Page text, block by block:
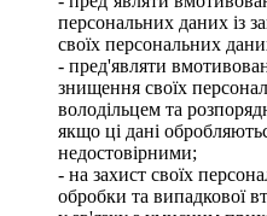
персональних даних із
своїх персональних
- пред'являти
знищення своїх
володільцем та
якщо ці дані
недостовірними;
- на захист своїх
обробки та випадкової